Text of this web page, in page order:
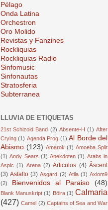
Pélago
Onda Latina
Orchestron
Oro Molido
Revistas y Fanzines
Rockliquias
Rockliquias Radio
Sinfomusic
Sinfonautas
Stratosferia
Subterranea
LLUVIA DE ETIQUETAS
21st Schizoid Band (2) Absente-H (1) After
Crying (1) Agenda Prog (1) Al Borde del
Abismo (123) Amarok (1) Amoeba Split
(1) Andy Sears (1) Anekdoten (1) Arabs in
Aspic (1) Arena (2) Articulos (4) Âscent
(3) Asfalto (3) Asgard (2) Atila (1) Axiom9
(2)
Bienvenidos al Paraiso (48)
Blank Manuskript (1) Böira (1) Calmaria
(427) Camel (2) Captains of Sea and War